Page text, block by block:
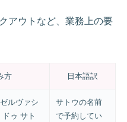
アウトなど、業務上の要
方 日本語訳
ルヴァシ
ゥ サト
サトウの名前
で予約してい